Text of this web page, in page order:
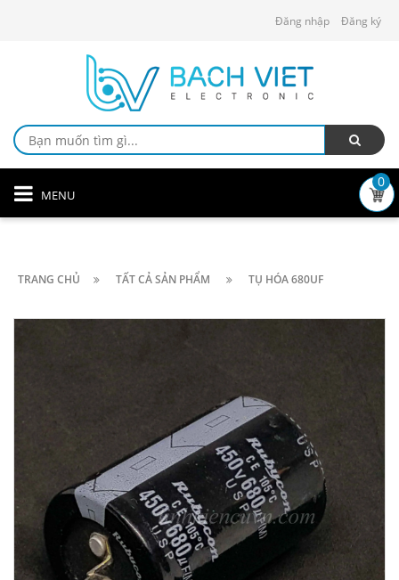
Đăng nhập Đăng ký
MENU
0
TRANG CHỦ TẤT CẢ SẢN PHẨM TỤ HÓA 680UF